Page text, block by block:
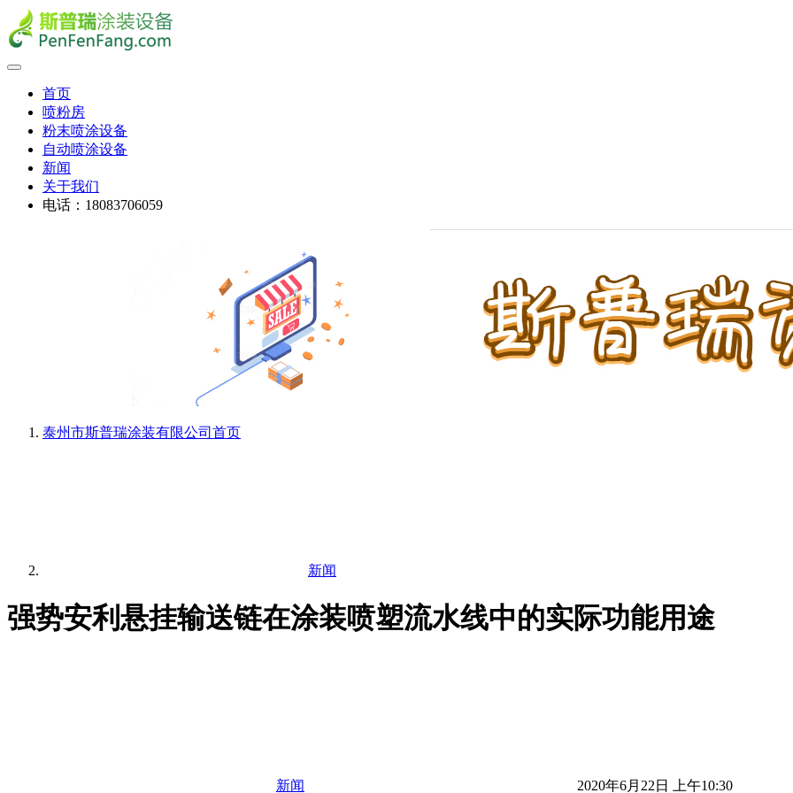
首页
喷粉房
粉末喷涂设备
自动喷涂设备
新闻
关于我们
电话：18083706059
泰州市斯普瑞涂装有限公司 首页
新闻
强势安利悬挂输送链在涂装喷塑流水线中的实际功能用途
新闻 2020年6月22日 上午10:30